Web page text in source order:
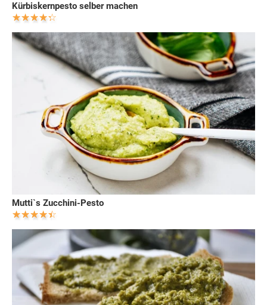
Kürbiskernpesto selber machen
Mutti`s Zucchini-Pesto